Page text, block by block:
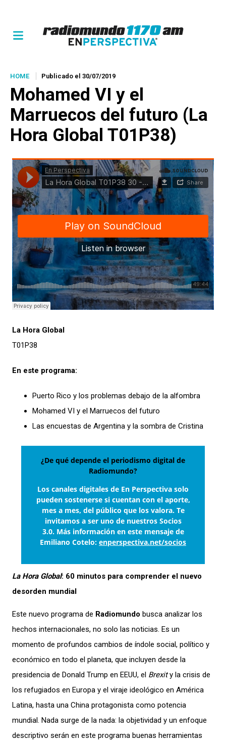
HOME Publicado el 30/07/2019
Mohamed VI y el
Marruecos del futuro (La
Hora Global T01P38)
La Hora Global
T01P38
En este programa:
Puerto Rico y los problemas debajo de la alfombra
Mohamed VI y el Marruecos del futuro
Las encuestas de Argentina y la sombra de Cristina
¿De qué depende el periodismo digital de
Radiomundo?
Los canales digitales de En Perspectiva solo
pueden sostenerse si cuentan con el aporte,
mes a mes, del público que los valora. Te
invitamos a ser uno de nuestros Socios
3.0. Más información en este mensaje de
Emiliano Cotelo: enperspectiva.net/socios
La Hora Global: 60 minutos para comprender el nuevo
desorden mundial
Este nuevo programa de Radiomundo busca analizar los
hechos internacionales, no solo las noticias. Es un
momento de profundos cambios de índole social, político y
económico en todo el planeta, que incluyen desde la
presidencia de Donald Trump en EEUU, el Brexity la crisis de
los refugiados en Europa y el viraje ideológico en América
Latina, hasta una China protagonista como potencia
mundial. Nada surge de la nada: la objetividad y un enfoque
descriptivo serán en este programa buenas herramientas